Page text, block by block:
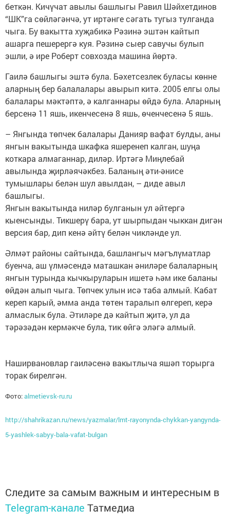
беткән. Кичүчат авылы башлыгы Равил Шәйхетдинов
“ШК”га сөйләгәнчә, ут иртәнге сәгать тугыз тулганда
чыга. Бу вакытта хуҗабикә Рәзинә эштән кайтып
ашарга пешерергә куя. Рәзинә сыер савучы булып
эшли, ә ире Роберт совхозда машина йөртә.
Гаилә башлыгы эштә була. Бәхетсезлек буласы көнне
аларның бер балалалары авырып китә. 2005 елгы олы
балалары мәктәптә, ә калганнары өйдә була. Аларның
берсенә 11 яшь, икенчесенә 8 яшь, өченчесенә 5 яшь.
– Янгында төпчек балалары Данияр вафат булды, аны
янгын вакытында шкафка яшеренеп калган, шуңа
коткара алмаганнар, диләр. Иртәгә Миңлебай
авылында җирләячәкбез. Баланың әти-әнисе
тумышлары белән шул авылдан, – диде авыл
башлыгы.
Янгын вакытында ниләр булганын ул әйтергә
кыенсынды. Тикшерү бара, ут шырпыдан чыккан дигән
версия бар, дип кенә әйтү белән чикләнде ул.
Әлмәт районы сайтында, башлангыч мәгълүматлар
буенча, аш үлмәсендә маташкан әниләре балаларның
янгын турында кычкыруларын ишетә һәм ике баланы
өйдән алып чыга. Төпчек улын исә таба алмый. Кабат
кереп карый, әмма анда төтен таралып өлгереп, керә
алмаслык була. Әтиләре дә кайтып җитә, ул да
тәрәзәдән кермәкче була, тик өйгә эләгә алмый.
Наширвановлар гаиләсенә вакытлыча яшәп торырга
торак бирелгән.
Фото:almetievsk-ru.ru
http://shahrikazan.ru/news/yazmalar/lmt-rayonynda-chykkan-yangynda-
5-yashlek-sabyy-bala-vafat-bulgan
Следите за самым важным и интересным в
Telegram-канале Татмедиа